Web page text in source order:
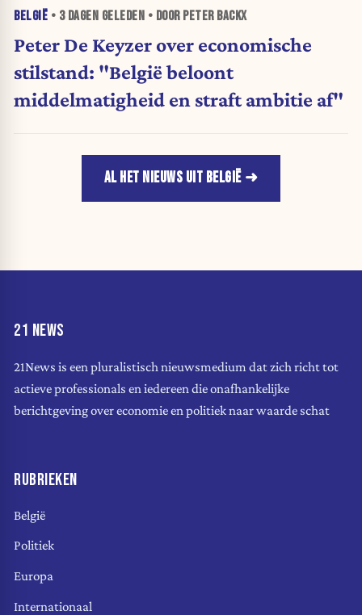
BELGIË • 3 DAGEN GELEDEN • DOOR PETER BACKX
Peter De Keyzer over economische
stilstand: "België beloont
middelmatigheid en straft ambitie af"
AL HET NIEUWS UIT BELGIË
21 NEWS
21News is een pluralistisch nieuwsmedium dat zich richt tot
actieve professionals en iedereen die onafhankelijke
berichtgeving over economie en politiek naar waarde schat
RUBRIEKEN
België
Politiek
Europa
Internationaal